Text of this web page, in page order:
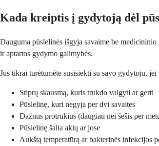
Kada kreiptis į gydytoją dėl
Dauguma pūslelinės išgyja savaime be
ir aptartos gydymo galimybės.
Jūs tikrai turėtumėte susisiekti su savo gydytoju, jei
Stiprų skausmą, kuris trukdo valgyti ar gerti
Pūslelinę, kuri negyja per dvi savaites
Dažnus protrūkius (daugiau nei šešis per
Pūslelinę šalia akių ar jose
Aukštą temperatūrą ar bakterinės infekcijos